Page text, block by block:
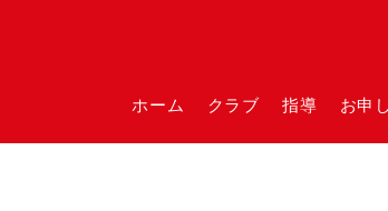
ホーム クラブ 指導 お申